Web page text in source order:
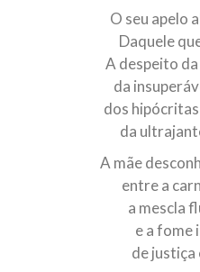
Kharrazi, que encontra-se
O seu apelo
Daquele
A despeito
da
dos
da
A mãe
entre a
a mescla
e a fome
de justiça